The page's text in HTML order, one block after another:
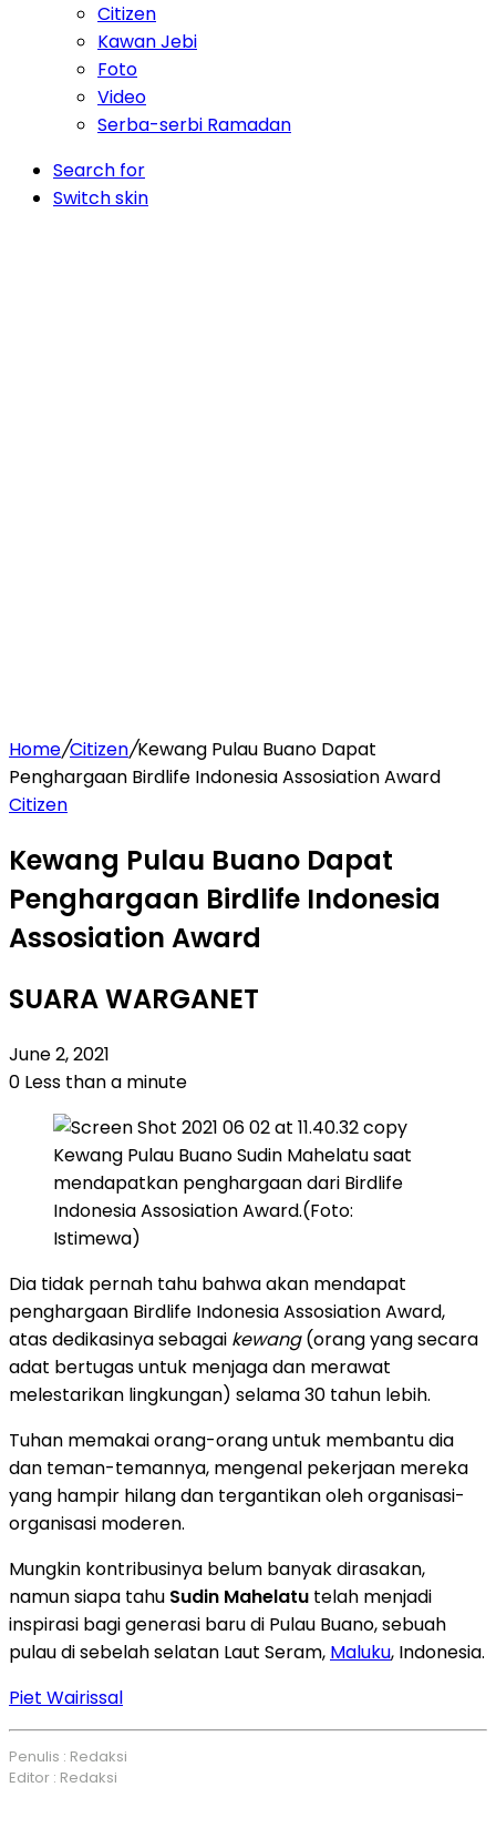
Citizen
Kawan Jebi
Foto
Video
Serba-serbi Ramadan
Search for
Switch skin
Home/Citizen/Kewang Pulau Buano Dapat
Penghargaan Birdlife Indonesia Assosiation Award
Citizen
Kewang Pulau Buano Dapat
Penghargaan Birdlife Indonesia
Assosiation Award
SUARA WARGANET
June 2, 2021
0 Less than a minute
Kewang Pulau Buano Sudin Mahelatu saat
mendapatkan penghargaan dari Birdlife
Indonesia Assosiation Award.(Foto:
Istimewa)
Dia tidak pernah tahu bahwa akan mendapat
penghargaan Birdlife Indonesia Assosiation Award,
atas dedikasinya sebagai kewang(orang yang secara
adat bertugas untuk menjaga dan merawat
melestarikan lingkungan) selama 30 tahun lebih.
Tuhan memakai orang-orang untuk membantu dia
dan teman-temannya, mengenal pekerjaan mereka
yang hampir hilang dan tergantikan oleh organisasi-
organisasi moderen.
Mungkin kontribusinya belum banyak dirasakan,
namun siapa tahu Sudin Mahelatu telah menjadi
inspirasi bagi generasi baru di Pulau Buano, sebuah
pulau di sebelah selatan Laut Seram, Maluku, Indonesia.
Piet Wairissal
Penulis : Redaksi
Editor : Redaksi